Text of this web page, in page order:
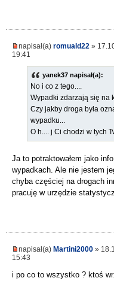
napisał(a) romuald22 »
19:41
yanek37 napisał(a):
No i co z tego....
Wypadki zdarzają się na
Czy jakby droga była
wypadku...
O h.... j Ci chodzi w tych
Ja to potraktowałem jako
wypadkach. Ale nie jestem
chyba częściej na drogach
pracuję w urzędzie
napisał(a) Martini2000 »
15:43
i po co to wszystko ? ktoś